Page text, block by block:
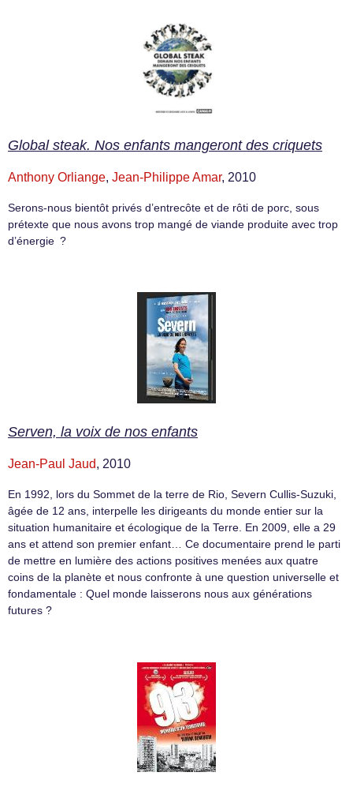
Global steak. Nos enfants mangeront des criquets
Anthony Orliange, Jean-Philippe Amar, 2010
Serons-nous bientôt privés d’entrecôte et de rôti de porc, sous
prétexte que nous avons trop mangé de viande produite avec trop
d’énergie ?
Serven, la voix de nos enfants
Jean-Paul Jaud, 2010
En 1992, lors du Sommet de la terre de Rio, Severn Cullis-Suzuki,
âgée de 12 ans, interpelle les dirigeants du monde entier sur la
situation humanitaire et écologique de la Terre. En 2009, elle a 29
ans et attend son premier enfant… Ce documentaire prend le parti
de mettre en lumière des actions positives menées aux quatre
coins de la planète et nous confronte à une question universelle et
fondamentale : Quel monde laisserons nous aux générations
futures ?